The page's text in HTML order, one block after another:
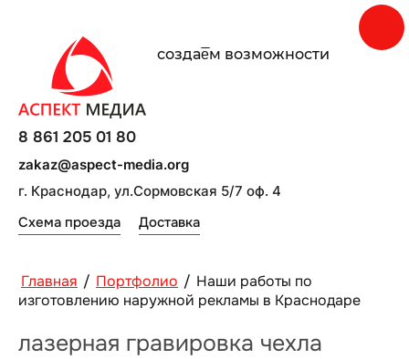
создаe̅м возможности
г. Краснодар, ул.Сормовская 5/7 оф. 4
Схема проезда Доставка
8 861 205 01 80
zakaz@aspect-media.org
Главная / Портфолио / Наши работы по
изготовлению наружной рекламы в Краснодаре
лазерная гравировка чехла